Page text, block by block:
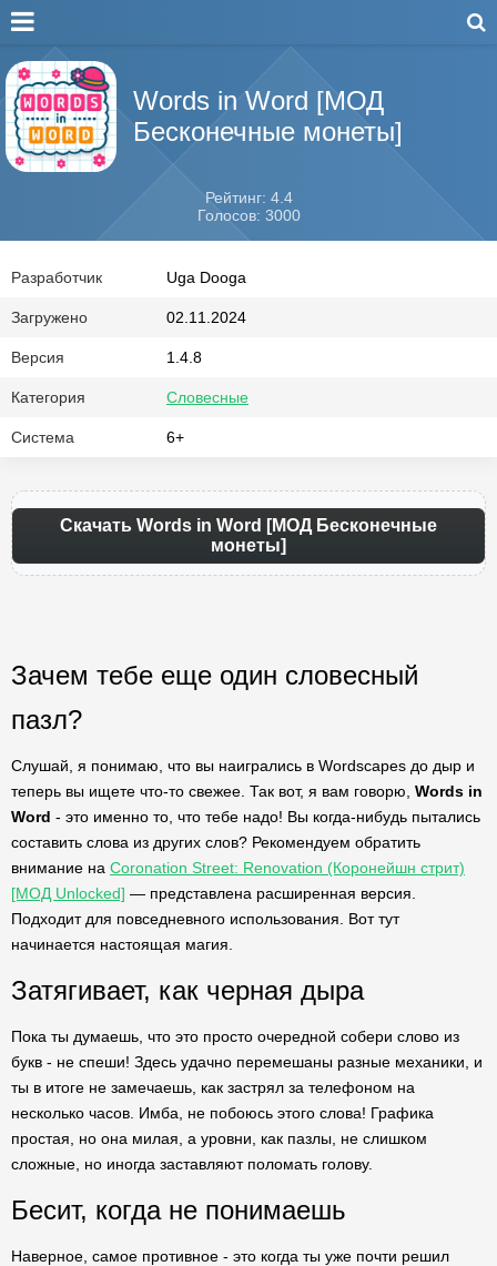
Words in Word [МОД
Бесконечные монеты]
Рейтинг: 4.4
Голосов: 3000
Разработчик Uga Dooga
Загружено 02.11.2024
Версия 1.4.8
Категория Словесные
Система 6+
Скачать Words in Word [МОД Бесконечные
монеты]
Зачем тебе еще один словесный
пазл?
Слушай, я понимаю, что вы наигрались в Wordscapes до дыр и
теперь вы ищете что-то свежее. Так вот, я вам говорю, Words in
Word - это именно то, что тебе надо! Вы когда-нибудь пытались
составить слова из других слов? Рекомендуем обратить
внимание на Coronation Street: Renovation (Коронейшн стрит)
[МОД Unlocked] — представлена расширенная версия.
Подходит для повседневного использования. Вот тут
начинается настоящая магия.
Затягивает, как черная дыра
Пока ты думаешь, что это просто очередной собери слово из
букв - не спеши! Здесь удачно перемешаны разные механики, и
ты в итоге не замечаешь, как застрял за телефоном на
несколько часов. Имба, не побоюсь этого слова! Графика
простая, но она милая, а уровни, как пазлы, не слишком
сложные, но иногда заставляют поломать голову.
Бесит, когда не понимаешь
Наверное, самое противное - это когда ты уже почти решил